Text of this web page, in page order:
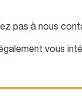
pas à nous
vous